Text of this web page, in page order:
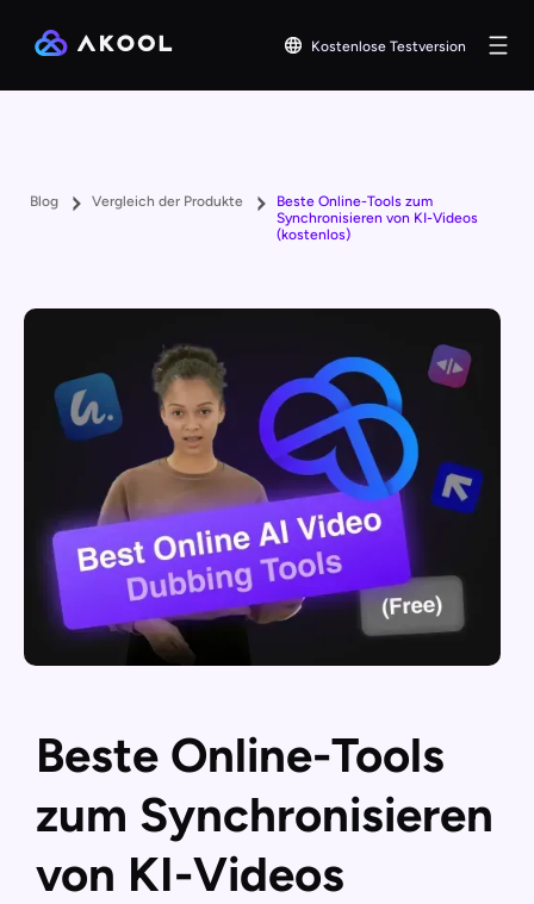
Kostenlose Testversion
Blog Vergleich der Produkte
Beste Online-Tools zum
Synchronisieren von KI-Videos
(kostenlos)
Beste Online-Tools
zum Synchronisieren
von KI-Videos